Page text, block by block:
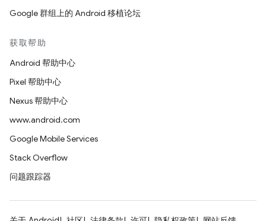
Google 群组上的 Android 移植论坛
获取帮助
Android 帮助中心
Pixel 帮助中心
Nexus 帮助中心
www.android.com
Google Mobile Services
Stack Overflow
问题跟踪器